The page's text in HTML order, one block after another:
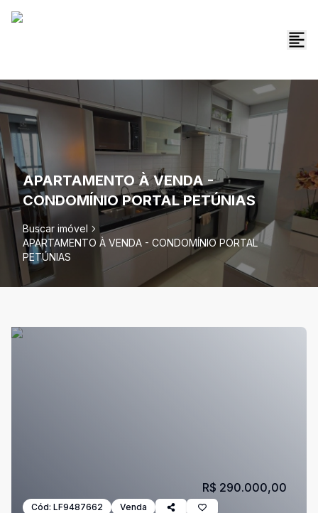
APARTAMENTO À VENDA -
CONDOMÍNIO PORTAL PETÚNIAS
Buscar imóvel
APARTAMENTO À VENDA - CONDOMÍNIO PORTAL
PETÚNIAS
Cód: LF9487662 Venda
R$ 290.000,00